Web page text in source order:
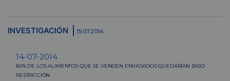
INVESTIGACIÓN 15.07.2014
14-07-2014
80% DE LOS ALIMENTOS QUE SE VENDEN ENVASADOS QUEDARÍAN BAJO
RESTRICCIÓN